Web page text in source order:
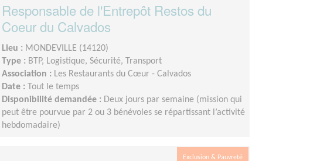
Responsable de l'Entrepôt Restos du
Coeur du Calvados
Lieu : MONDEVILLE (14120)
Type : BTP, Logistique, Sécurité, Transport
Association : Les Restaurants du Cœur - Calvados
Date :
Tout le temps
Disponibilité demandée : Deux jours par semaine (mission qui
peut être pourvue par 2 ou 3 bénévoles se répartissant l’activité
hebdomadaire)
Exclusion & Pauvreté